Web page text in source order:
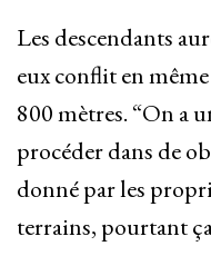
Les descendants
eux conflit en
800 mètres. “On a
procéder dans de
donné par les
terrains, pourtant